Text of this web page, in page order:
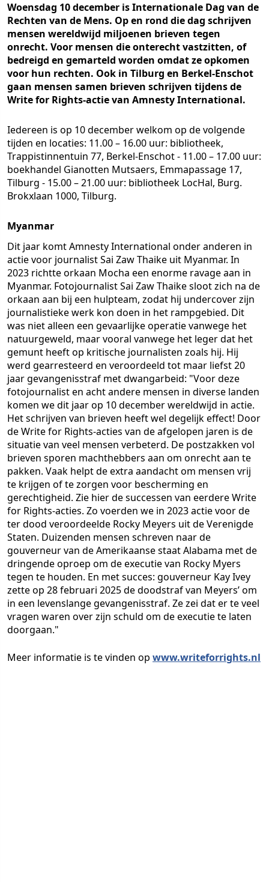
Woensdag 10 december is Internationale Dag van de
Rechten van de Mens. Op en rond die dag schrijven
mensen wereldwijd miljoenen brieven tegen
onrecht. Voor mensen die onterecht vastzitten, of
bedreigd en gemarteld worden omdat ze opkomen
voor hun rechten. Ook in Tilburg en Berkel-Enschot
gaan mensen samen brieven schrijven tijdens de
Write for Rights-actie van Amnesty International.
Iedereen is op 10 december welkom op de volgende
tijden en locaties: 11.00 – 16.00 uur: bibliotheek,
Trappistinnentuin 77, Berkel-Enschot - 11.00 – 17.00 uur:
boekhandel Gianotten Mutsaers, Emmapassage 17,
Tilburg - 15.00 – 21.00 uur: bibliotheek LocHal, Burg.
Brokxlaan 1000, Tilburg.
Myanmar
Dit jaar komt Amnesty International onder anderen in
actie voor journalist Sai Zaw Thaike uit Myanmar. In
2023 richtte orkaan Mocha een enorme ravage aan in
Myanmar. Fotojournalist Sai Zaw Thaike sloot zich na de
orkaan aan bij een hulpteam, zodat hij undercover zijn
journalistieke werk kon doen in het rampgebied. Dit
was niet alleen een gevaarlijke operatie vanwege het
natuurgeweld, maar vooral vanwege het leger dat het
gemunt heeft op kritische journalisten zoals hij. Hij
werd gearresteerd en veroordeeld tot maar liefst 20
jaar gevangenisstraf met dwangarbeid: "Voor deze
fotojournalist en acht andere mensen in diverse landen
komen we dit jaar op 10 december wereldwijd in actie.
Het schrijven van brieven heeft wel degelijk effect! Door
de Write for Rights-acties van de afgelopen jaren is de
situatie van veel mensen verbeterd. De postzakken vol
brieven sporen machthebbers aan om onrecht aan te
pakken. Vaak helpt de extra aandacht om mensen vrij
te krijgen of te zorgen voor bescherming en
gerechtigheid. Zie hier de successen van eerdere Write
for Rights-acties. Zo voerden we in 2023 actie voor de
ter dood veroordeelde Rocky Meyers uit de Verenigde
Staten. Duizenden mensen schreven naar de
gouverneur van de Amerikaanse staat Alabama met de
dringende oproep om de executie van Rocky Myers
tegen te houden. En met succes: gouverneur Kay Ivey
zette op 28 februari 2025 de doodstraf van Meyers’ om
in een levenslange gevangenisstraf. Ze zei dat er te veel
vragen waren over zijn schuld om de executie te laten
doorgaan."
Meer informatie is te vinden op www.writeforrights.nl